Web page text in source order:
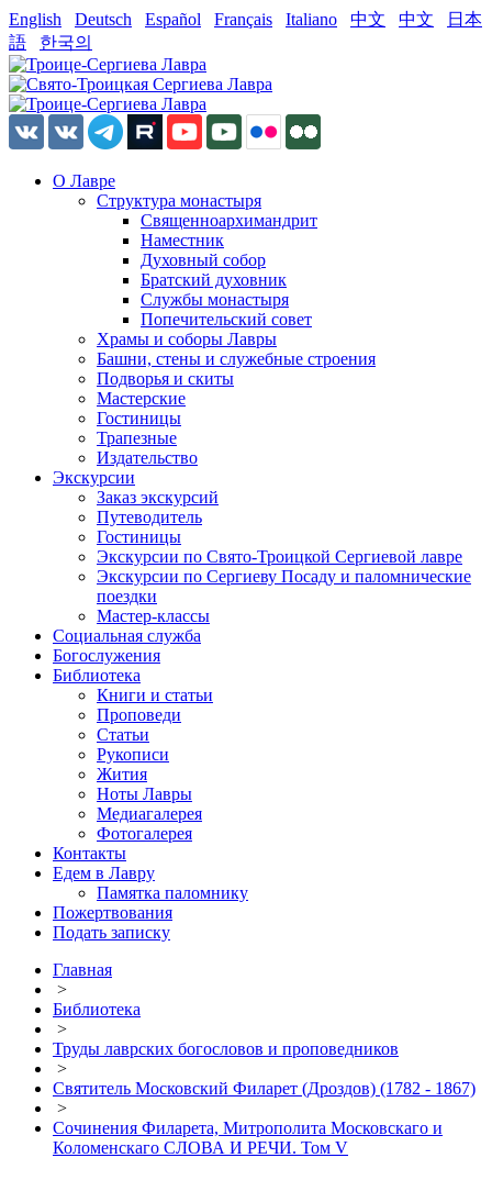
English Deutsch Español Français Italiano 中文 中文
日本
語
한국의
О Лавре
Структура монастыря
Священноархимандрит
Наместник
Духовный собор
Братский духовник
Службы монастыря
Попечительский совет
Храмы и соборы Лавры
Башни, стены и служебные строения
Подворья и скиты
Мастерские
Гостиницы
Трапезные
Издательство
Экскурсии
Заказ экскурсий
Путеводитель
Гостиницы
Экскурсии по Свято-Троицкой Сергиевой лавре
Экскурсии по Сергиеву Посаду и паломнические
поездки
Мастер-классы
Социальная служба
Богослужения
Библиотека
Книги и статьи
Проповеди
Статьи
Рукописи
Жития
Ноты Лавры
Медиагалерея
Фотогалерея
Контакты
Едем в Лавру
Памятка паломнику
Пожертвования
Подать записку
Главная
>
Библиотека
>
Труды лаврских богословов и проповедников
>
Святитель Московский Филарет (Дроздов) (1782 - 1867)
>
Сочинения Филарета, Митрополита Московскаго и
Коломенскаго СЛОВА И РЕЧИ. Том V